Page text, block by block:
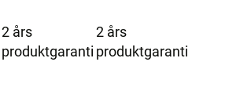
2 års
produktgaranti
2 års
produktgaranti